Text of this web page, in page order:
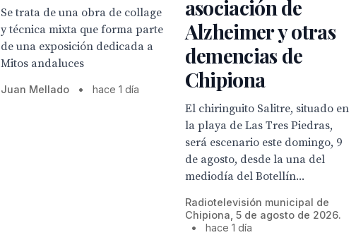
Se trata de una obra de collage
y técnica mixta que forma parte
de una exposición dedicada a
Mitos andaluces
Juan Mellado • hace 1 día
asociación de
Alzheimer y otras
demencias de
Chipiona
El chiringuito Salitre, situado en
la playa de Las Tres Piedras,
será escenario este domingo, 9
de agosto, desde la una del
mediodía del Botellín...
Radiotelevisión municipal de
Chipiona, 5 de agosto de 2026.
•
hace 1 día